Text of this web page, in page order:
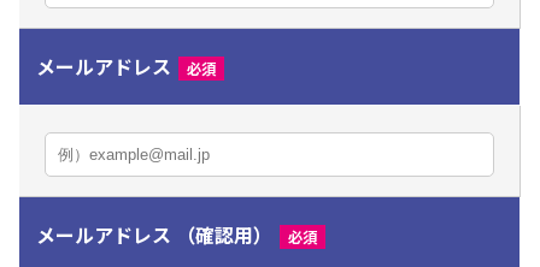
メールアドレス 必須
メールアドレス （確認用） 必須